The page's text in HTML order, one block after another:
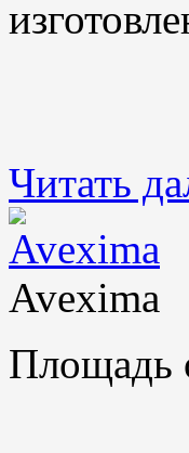
Читать
Avexima
Площадь